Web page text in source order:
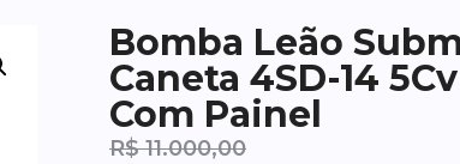
Bomba Leão
Caneta 4SD-14
Com Painel
R$11.000,00